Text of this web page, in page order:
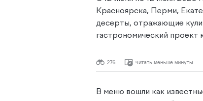
Красноярска, Перми,
десерты, отражающие
гастрономический проект
276 читать меньше минуты
В меню вошли как